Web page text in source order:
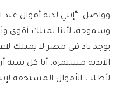
وواصل: “إنبي لديه أموال عند
وسموحة، لأننا نمتلك أقوى
يوجد ناد في مصر لا يمتلك
الأندية مستمرة، أنا كل سنة
لأطلب الأموال المستحقة